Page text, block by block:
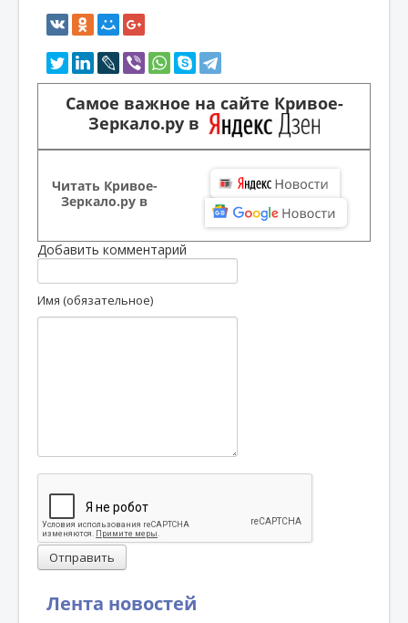
Лента новостей
Самое важное на сайте Кривое-
Зеркало.ру в
Читать Кривое-
Зеркало.ру в
Добавить комментарий
Имя (обязательное)
Отправить